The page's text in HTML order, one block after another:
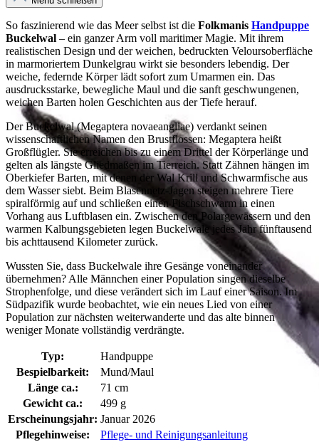
So faszinierend wie das Meer selbst ist die Folkmanis Handpuppe
Buckelwal – ein ganzer Arm voll maritimer Magie. Mit ihrem
realistischen Design und der weichen, bedruckten Veloursoberfläche
in marmoriertem Dunkelgrau wirkt sie besonders lebendig. Der
weiche, federnde Körper lädt sofort zum Umarmen ein. Das
ausdrucksstarke, bewegliche Maul und die sanft geschwungenen,
weichen Barten holen Geschichten aus der Tiefe herauf.
Der Buckelwal (Megaptera novaeangliae) verdankt seinen
wissenschaftlichen Namen den Brustflossen: Megaptera heißt
Großflügler. Sie erreichen bis zu einem Drittel der Körperlänge und
gelten als längste Gliedmaßen im Tierreich. Statt Zähnen hängen im
Oberkiefer Barten, mit denen der Wal Krill und Schwarmfische aus
dem Wasser siebt. Beim Blasennetz-Jagen steigen mehrere Tiere
spiralförmig auf und schließen einen Fischschwarm in einen
Vorhang aus Luftblasen ein. Zwischen den Polargewässern und den
warmen Kalbungsgebieten legen Buckelwale jedes Jahr fünftausend
bis achttausend Kilometer zurück.
Wussten Sie, dass Buckelwale ihre Gesänge voneinander
übernehmen? Alle Männchen einer Population singen dieselbe
Strophenfolge, und diese verändert sich im Lauf einer Saison. Im
Südpazifik wurde beobachtet, wie ein neues Lied von einer
Population zur nächsten weiterwanderte und das alte binnen
weniger Monate vollständig verdrängte.
Typ:
Handpuppe
Bespielbarkeit:
Mund/Maul
Länge ca.:
71 cm
Gewicht ca.:
499 g
Erscheinungsjahr: Januar 2026
Pflegehinweise:
Pflege- und Reinigungsanleitung